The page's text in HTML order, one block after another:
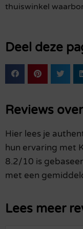
thuiswinkel
Deel deze
Reviews
Hier lees je
hun ervaring met
8.2/10 is
met een
Lees meer